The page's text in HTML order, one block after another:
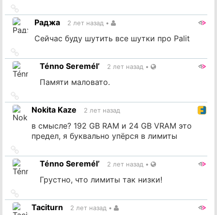
на
источник
Раджа 2 лет назад •
Сейчас буду шутить все шутки про Palit
на
источникTénno Seremél’ 2 лет назад •
Памяти маловато.
на
источник
Nokita Kaze 2 лет назад
в смысле? 192 GB RAM и 24 GB VRAM это
предел, я буквально упёрся в лимиты
на
источникTénno Seremél’ 2 лет назад •
Грустно, что лимиты так низки!
на
источник
Taciturn 2 лет назад •